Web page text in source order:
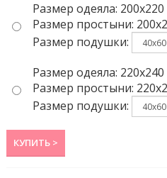
Размер одеяла:
Размер простыни:
Размер подушки:
Размер одеяла:
Размер простыни:
Размер подушки:
КУПИТЬ >